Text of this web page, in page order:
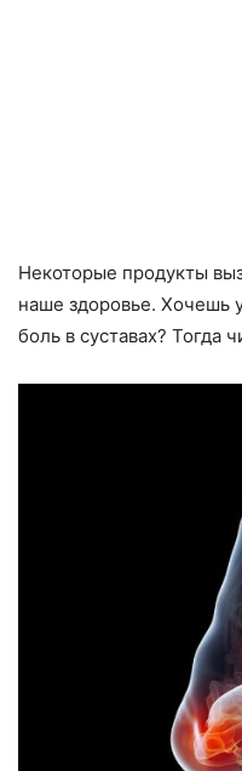
Некоторые продукты
наше здоровье. Хочешь
боль в суставах? Тогда